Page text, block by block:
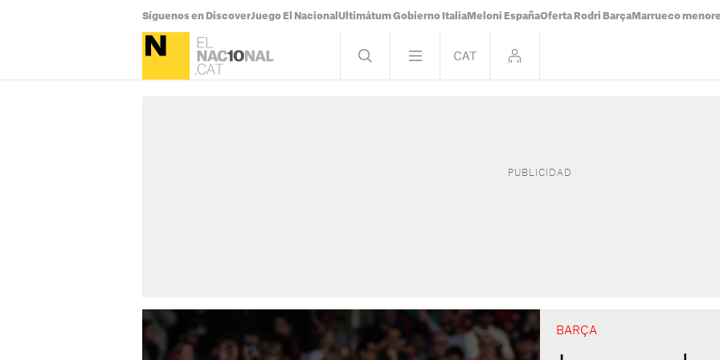
Síguenos en DiscoverJuego El Nacional Ultimátum Gobierno Italia Meloni EspañaOferta Rodri Barça Marrueco
BARÇA